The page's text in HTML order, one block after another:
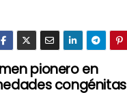
pionero en
congénitas